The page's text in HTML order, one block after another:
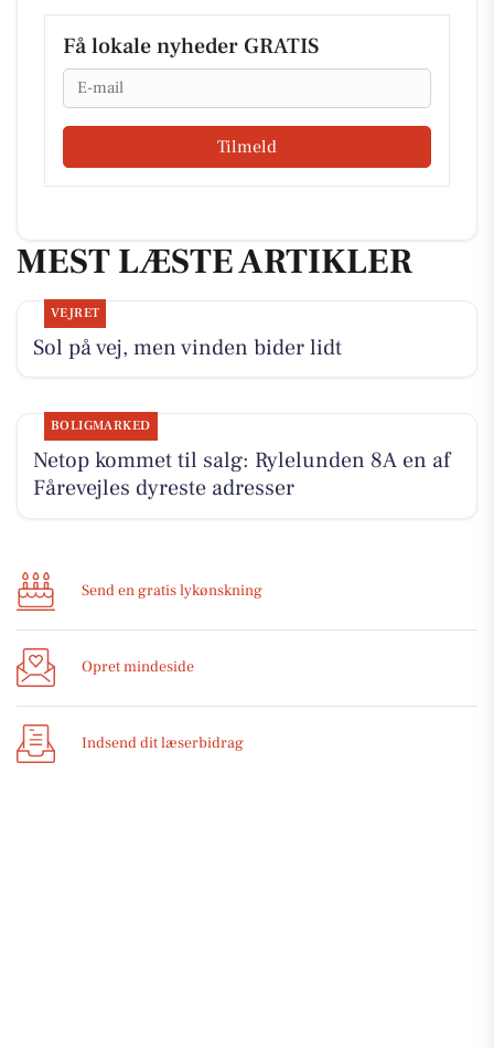
Få lokale nyheder GRATIS
Email
Tilmeld
MEST LÆSTE ARTIKLER
VEJRET
Sol på vej, men vinden bider lidt
BOLIGMARKED
Netop kommet til salg: Rylelunden 8A en af
Fårevejles dyreste adresser
Send en gratis lykønskning
Opret mindeside
Indsend dit læserbidrag